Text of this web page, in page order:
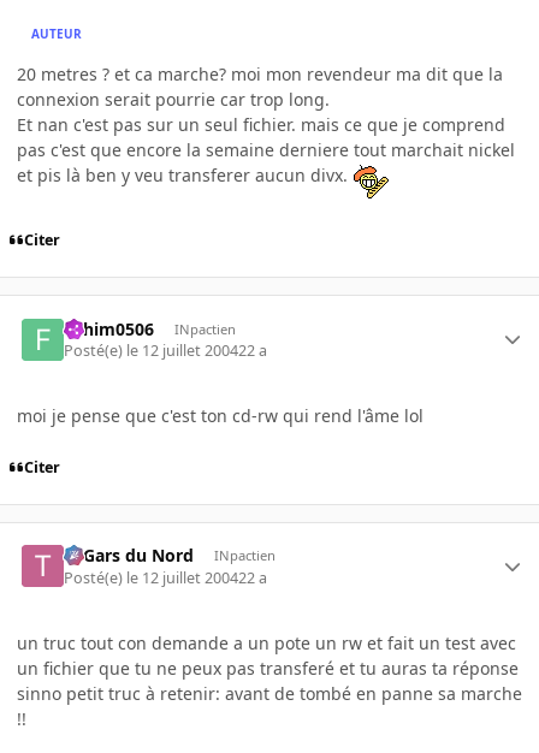
AUTEUR
20 metres ? et ca marche? moi mon revendeur ma dit que la
connexion serait pourrie car trop long.
Et nan c'est pas sur un seul fichier. mais ce que je comprend
pas c'est que encore la semaine derniere tout marchait nickel
et pis là ben y veu transferer aucun divx.
Citer
Fahim0506 INpactien
Posté(e) le 12 juillet 200422 a
moi je pense que c'est ton cd-rw qui rend l'âme lol
Citer
Ti Gars du Nord INpactien
Posté(e) le 12 juillet 200422 a
un truc tout con demande a un pote un rw et fait un test avec
un fichier que tu ne peux pas transferé et tu auras ta réponse
sinno petit truc à retenir: avant de tombé en panne sa marche
!!